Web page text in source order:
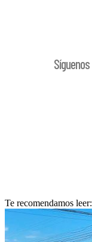
Síguenos
Te recomendamos leer: